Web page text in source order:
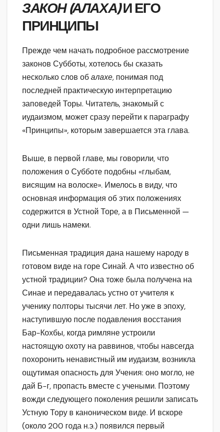
ЗАКОН (АЛАХА)И ЕГО
ПРИНЦИПЫ
Прежде чем начать подробное рассмотрение
законов Субботы, хотелось бы сказать
несколько слов обалахе, понимая под
последней практическую интерпретацию
заповедей Торы. Читатель, знакомый с
иудаизмом, может сразу перейти к параграфу
«Принципы», которым завершается эта глава.
Выше, в первой главе, мы говорили, что
положения о Субботе подобны «глыбам,
висящим на волоске». Имелось в виду, что
основная информация об этих положениях
содержится в Устной Торе, а в Письменной —
одни лишь намеки.
Письменная традиция дана нашему народу в
готовом виде на горе Синай. А что известно об
устной традиции? Она тоже была получена на
Синае и передавалась устно от учителя к
ученику полторы тысячи лет. Но уже в эпоху,
наступившую после подавления восстания
Бар-Кохбы, когда римляне устроили
настоящую охоту на раввинов, чтобы навсегда
похоронить ненавистный им иудаизм, возникла
ощутимая опасность для Учения: оно могло, не
дай Б-г, пропасть вместе с учеными. Поэтому
вожди следующего поколения решили записать
Устную Тору в каноническом виде. И вскоре
(около 200 года н.э.) появился первый